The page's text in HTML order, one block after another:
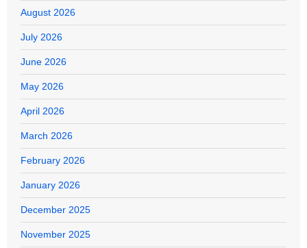
August 2026
July 2026
June 2026
May 2026
April 2026
March 2026
February 2026
January 2026
December 2025
November 2025